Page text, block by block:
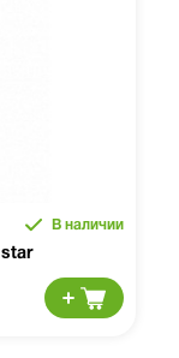
В наличии